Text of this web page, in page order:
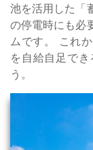
池を活用した「
の停電時にも必
ムです。 これ
を自給自足で
う。